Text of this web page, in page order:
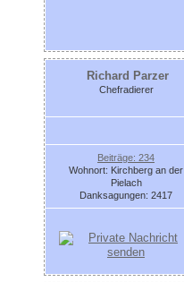
Richard Parzer
Chefradierer
Beiträge: 234
Wohnort: Kirchberg an der
Pielach
Danksagungen: 2417